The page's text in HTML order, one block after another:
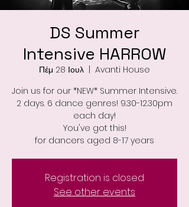
DS Summer
Intensive HARROW
Πέμ 28 Ιουλ
  |
Avanti House
Join us for our *NEW* Summer Intensive.
2 days. 6 dance genres! 9.30-12.30pm
each day!
You've got this!
for dancers aged 8-17 years
Registration is closed
See other events